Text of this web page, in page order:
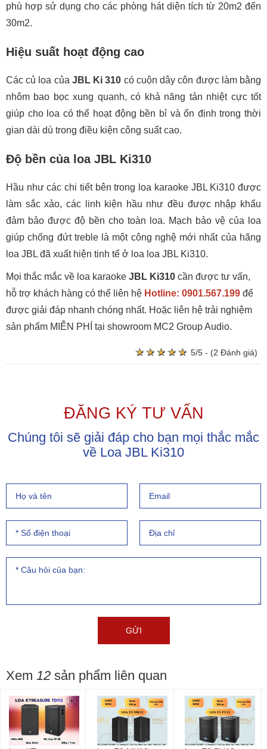
phù hợp sử dụng cho các phòng hát diện tích từ 20m2 đến
30m2.
Hiệu suất hoạt động cao
Các củ loa của JBL Ki 310 có cuộn dây côn được làm bằng
nhôm bao bọc xung quanh, có khả năng tản nhiệt cực tốt
giúp cho loa có thể hoạt động bền bỉ và ổn định trong thời
gian dài dù trong điều kiện công suất cao.
Độ bền của loa JBL Ki310
Hầu như các chi tiết bên trong loa karaoke JBL Ki310 được
làm sắc xảo, các linh kiện hầu như đều được nhập khẩu
đảm bảo được độ bền cho toàn loa. Mạch bảo vệ của loa
giúp chống đứt treble là một công nghệ mới nhất của hãng
loa JBL đã xuất hiện tinh tế ở loa loa JBL Ki310.
Mọi thắc mắc về loa karaoke JBL Ki310 cần được tư vấn,
hỗ trợ khách hàng có thể liên hệ Hotline: 0901.567.199 để
được giải đáp nhanh chóng nhất. Hoặc liên hệ trải nghiệm
sản phẩm MIỄN PHÍ tại showroom MC2 Group Audio.
★ ★ ★ ★ ★
★ ★ ★ ★ ★ 5/5 - (2 Đánh giá)
ĐĂNG KÝ TƯ VẤN
Chúng tôi sẽ giải đáp cho bạn mọi thắc mắc
về Loa JBL Ki310
Xem 12 sản phẩm liên quan